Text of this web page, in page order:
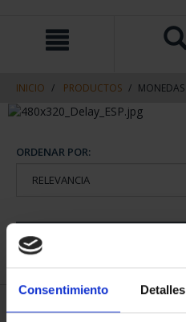
Consentimiento Detalles
contenido
navegacin
INICIO PRODUCTOS MONEDAS
ORDENAR POR:
1 Productos encontrados